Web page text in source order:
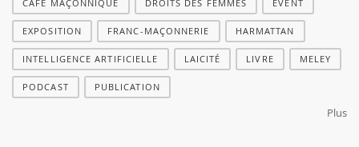
CAFÉ MAÇONNIQUE DROITS DES FEMMES EVENT
EXPOSITION FRANC-MAÇONNERIE HARMATTAN
INTELLIGENCE ARTIFICIELLE LAICITÉ LIVRE MELEY
PODCAST PUBLICATION
Plus